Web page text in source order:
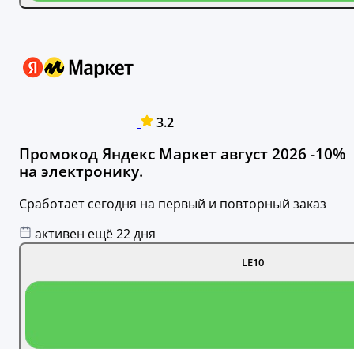
3.2
Промокод Яндекс Маркет август 2026 -10%
на электронику.
Сработает сегодня на первый и повторный заказ
активен ещё 22 дня
LE10